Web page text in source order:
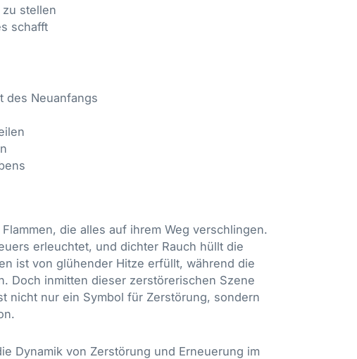
stellen
schafft
des Neuanfangs
die alles auf ihrem Weg verschlingen.
erleuchtet, und dichter Rauch hüllt die
ist von glühender Hitze erfüllt, während die
Doch inmitten dieser zerstörerischen Szene
nicht nur ein Symbol für Zerstörung, sondern
Dynamik von Zerstörung und Erneuerung im